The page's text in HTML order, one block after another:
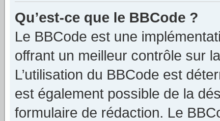
Qu’est-ce que le BBCode ?
Le BBCode est une
offrant un meilleur contrôle sur
L’utilisation du BBCode est
est également possible de la
formulaire de rédaction. Le